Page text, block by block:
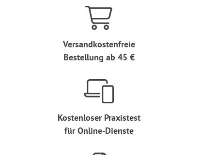
Versandkostenfreie
Bestellung ab 45 €
Kostenloser Praxistest
für Online-Dienste